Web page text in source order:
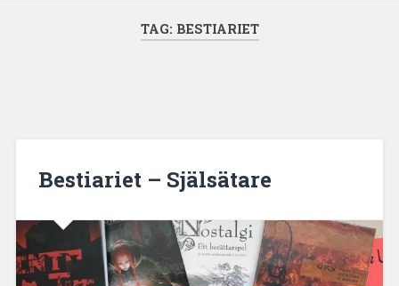
TAG: BESTIARIET
Bestiariet – Själsätare